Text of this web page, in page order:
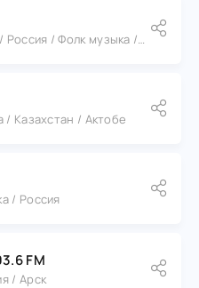
/ Казахстан / Актобе
/ Россия
FM
/ Арск